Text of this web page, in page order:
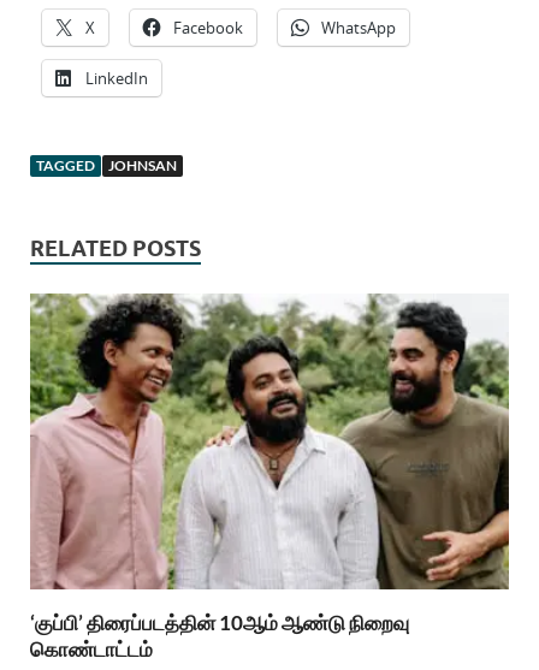
X Facebook WhatsApp
LinkedIn
TAGGED JOHNSAN
RELATED POSTS
‘குப்பி’ திரைப்படத்தின் 10ஆம் ஆண்டு நிறைவு
கொண்டாட்டம்